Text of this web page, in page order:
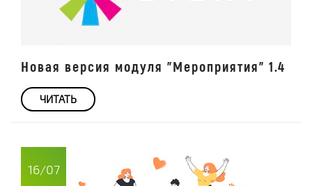
Новая версия модуля "Мероприятия" 1.4
ЧИТАТЬ
16/07